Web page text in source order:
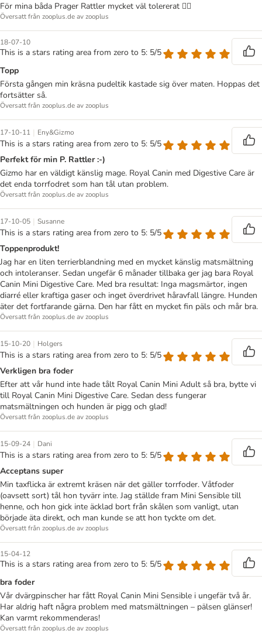
För mina båda Prager Rattler mycket väl tolererat 👍🏻
Översatt från zooplus.de av zooplus
18-07-10
This is a stars rating area from zero to 5: 5/5
Topp
Första gången min kräsna pudeltik kastade sig över maten. Hoppas det
fortsätter så.
Översatt från zooplus.de av zooplus
17-10-11 | Eny&Gizmo
This is a stars rating area from zero to 5: 5/5
Perfekt för min P. Rattler :-)
Gizmo har en väldigt känslig mage. Royal Canin med Digestive Care är
det enda torrfodret som han tål utan problem.
Översatt från zooplus.de av zooplus
17-10-05 | Susanne
This is a stars rating area from zero to 5: 5/5
Toppenprodukt!
Jag har en liten terrierblandning med en mycket känslig matsmältning
och intoleranser. Sedan ungefär 6 månader tillbaka ger jag bara Royal
Canin Mini Digestive Care. Med bra resultat: Inga magsmärtor, ingen
diarré eller kraftiga gaser och inget överdrivet håravfall längre. Hunden
äter det fortfarande gärna. Den har fått en mycket fin päls och mår bra.
Översatt från zooplus.de av zooplus
15-10-20 | Holgers
This is a stars rating area from zero to 5: 5/5
Verkligen bra foder
Efter att vår hund inte hade tålt Royal Canin Mini Adult så bra, bytte vi
till Royal Canin Mini Digestive Care. Sedan dess fungerar
matsmältningen och hunden är pigg och glad!
Översatt från zooplus.de av zooplus
15-09-24 | Dani
This is a stars rating area from zero to 5: 5/5
Acceptans super
Min taxflicka är extremt kräsen när det gäller torrfoder. Våtfoder
(oavsett sort) tål hon tyvärr inte. Jag ställde fram Mini Sensible till
henne, och hon gick inte äcklad bort från skålen som vanligt, utan
började äta direkt, och man kunde se att hon tyckte om det.
Översatt från zooplus.de av zooplus
15-04-12
This is a stars rating area from zero to 5: 5/5
bra foder
Vår dvärgpinscher har fått Royal Canin Mini Sensible i ungefär två år.
Har aldrig haft några problem med matsmältningen – pälsen glänser!
Kan varmt rekommenderas!
Översatt från zooplus.de av zooplus